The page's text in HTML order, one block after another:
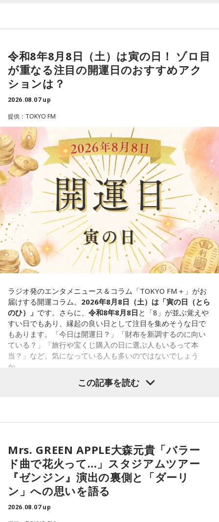
さて、あなたが気になったのはどんなことですか？
次の中から近いものを1つ選んでください。
1． 水がこぼれてしまうことはないのか
2． こんなに水は必要なのか
3． ひび割れなど壊れる心配はないか
4． どうやって放水しているのか
【解説】
この心理テストでわかることは、あなたの「我慢しすぎ・自
己主張ニガテ度」です。
ダムの水は「溜め込んだ本音や感情」を暗示しています。ダ
ムの何が気になったかで、あなたがなぜ言いたいことを飲み
込んでしまうのか……その理由と、我慢の深さがわかります。
【解答】
1．こぼれてしまわないか……我慢しすぎ度90％
限界が気になったあなた。本音をギリギリまで溜め込んでい
ませんか。「嫌われるかも」という不安から、言葉を飲み込
み続けてきたのでは。でも、あなたが少し本音を見せても、
大切な人は離れていきません。小さな「イヤ」から、言葉に
してみましょう。
2．こんなに必要なのか……我慢しすぎ度45％
水の価値を気にしたあなた。裏を返せば、自分の意見に「言
うほどの価値があるのかな」と、自信を持てずにいるのかも
しれません。しかし、あなたの考えには、ちゃんと意味があ
ります。肩の力を抜いて、まずは思ったことを口にする練習
てみては。
4．どうやって放水しているのか……我慢しすぎ度20％
上手な出し方を気にしたあなた。本音を出そうという意識は
しっかり持っているので、我慢しすぎは少なめです。ただ、
ことも。完璧を意識しすぎず、素直に伝えてみるのがコツで
令和8年8月8日（土）は寅の日！ ゾロ目
が重なる注目の開運日のおすすめアク
ションは？
2026.08.07 up
提供：TOKYO FM
ラジオ発のエンタメニュース＆コラム「TOKYO FM＋」がお
届けする開運コラム。 2026年8月8日（土）は「寅の日（とら
のひ）」 です。さらに、 令和8年8月8日 と「8」が並ぶ覚えや
すい日でもあり、縁起の良い日として注目を集めそうな日で
もあります。「今日は開運日？」「財布を新調するのに向い
ている？」「旅行や宝くじ購入の日に選ぶ人もいるって本
当？」など、気になっている人も多いのではないでしょう
か。
寅の日は、古くから金運や旅立ちに縁起が良いとされる吉日
■2026年8月8日はどんな日？
2026年8月8日（土）・先勝
・寅の日
この記事を読む
Mrs. GREEN APPLE大森元貴「バラー
ド曲で花火って…」スタジアムツアー
『ゼンジン』演出の裏側と「ダーリ
ン」への思いを語る
2026.08.07 up